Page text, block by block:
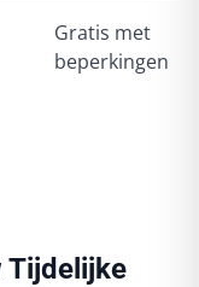
Gratis met
beperkingen
Tijdelijke